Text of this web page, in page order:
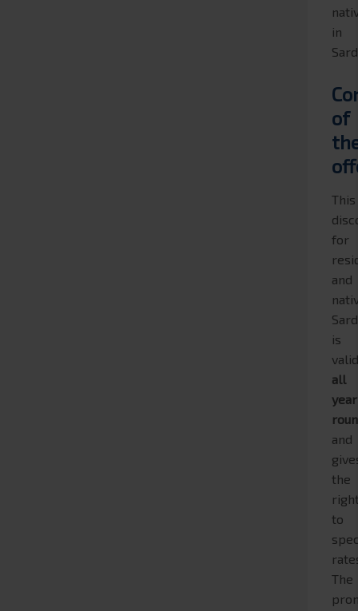
in
of
This
for
and
is
all
year
and
the
to
The